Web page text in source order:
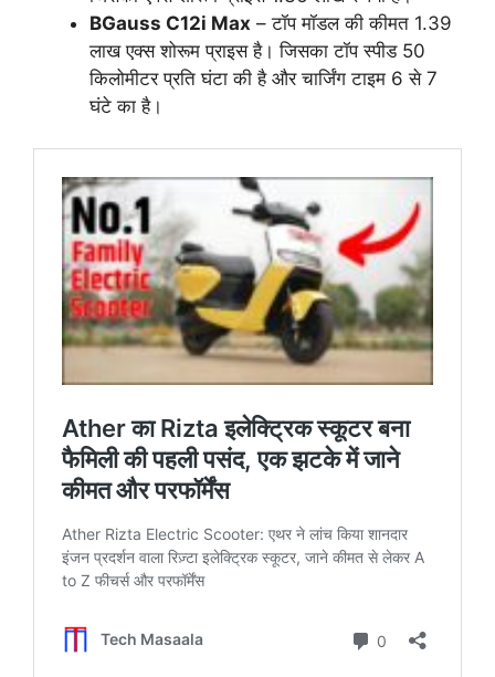
BGauss C12i Max – टॉप मॉडल की कीमत 1.39
लाख एक्स शोरूम प्राइस है। जिसका टॉप स्पीड 50
किलोमीटर प्रति घंटा की है और चार्जिंग टाइम 6 से 7
घंटे का है।